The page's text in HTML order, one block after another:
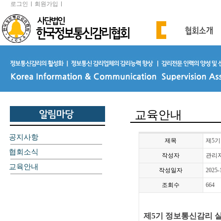
로그인 회원가입
공지사항
협회소식
교육안내
교육안내
제목 제5
작성자 관리
작성일자 2025-
조회수 664
제5기 정보통신감리